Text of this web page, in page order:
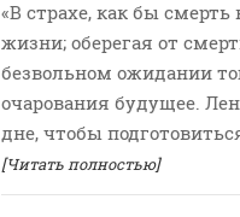
«В страхе, как бы
жизни; оберегая от
безвольном ожидании
очарования будущее.
дне, чтобы
[Читать полностью]